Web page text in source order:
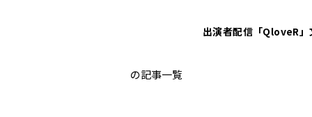
出演者配信「QloveR」
ゴールデンラジオ
の記事一覧